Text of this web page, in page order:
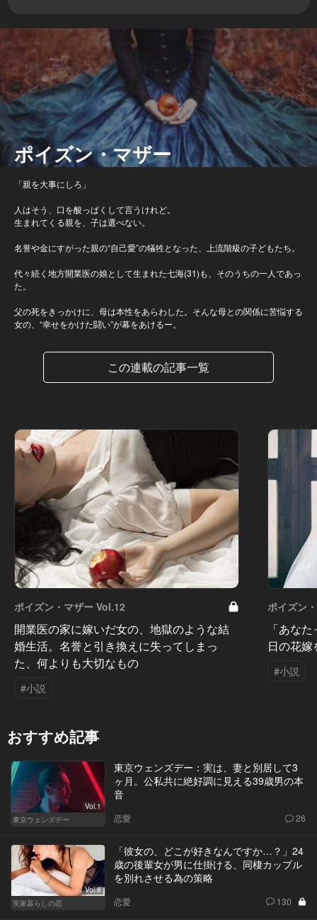
ポイズン・マザー
「親を大事にしろ」
人はそう、口を酸っぱくして言うけれど。
生まれてくる親を、子は選べない。
名誉や金にすがった親の“自己愛”の犠牲となった、上流階級の子どもたち。
代々続く地方開業医の娘として生まれた七海(31)も、そのうちの一人であっ
た。
父の死をきっかけに、母は本性をあらわした。そんな母との関係に苦悩する
女の、“幸せをかけた闘い”が幕をあけるー。
この連載の記事一覧
ポイズン・マザー Vol.12
開業医の家に嫁いだ女の、地獄のような結
婚生活。名誉と引き換えに失ってしまっ
た、何よりも大切なもの
#小説
ポイズン
「あな
日の花
#小説
おすすめ記事
Vol.1
東京ウェンズデー
東京ウェンズデー：実は、妻と別居して3
ヶ月。公私共に絶好調に見える39歳男の本
音
恋愛 26
Vol.8
実家暮らしの恋
「彼女の、どこが好きなんですか…？」24
歳の後輩女が男に仕掛ける、同棲カップル
を別れさせる為の策略
恋愛 130